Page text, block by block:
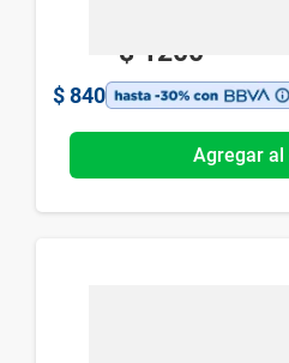
$ 1200
$ 840
Agregar